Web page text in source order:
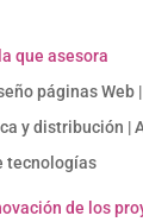
que asesora
páginas Web
y distribución |
tecnologías
de los